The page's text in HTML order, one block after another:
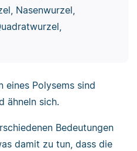
Nasenwurzel,
eines Polysems sind
ähneln sich.
Bedeutungen
damit zu tun, dass die